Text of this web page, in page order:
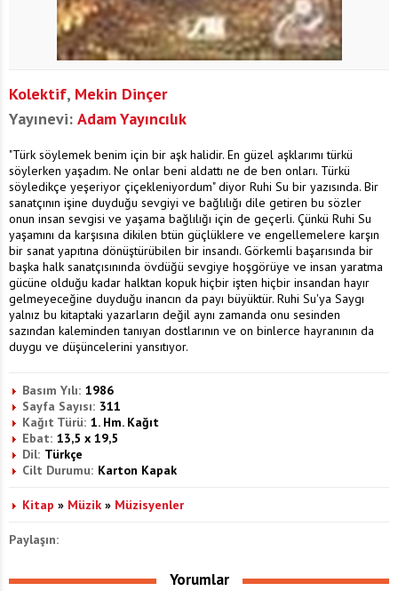
Kolektif, Mekin Dinçer
Yayınevi: Adam Yayıncılık
"Türk söylemek benim için bir aşk halidir. En güzel aşklarımı türkü
söylerken yaşadım. Ne onlar beni aldattı ne de ben onları. Türkü
söyledikçe yeşeriyor çiçekleniyordum" diyor Ruhi Su bir yazısında. Bir
sanatçının işine duyduğu sevgiyi ve bağlılığı dile getiren bu sözler
onun insan sevgisi ve yaşama bağlılığı için de geçerli. Çünkü Ruhi Su
yaşamını da karşısına dikilen btün güçlüklere ve engellemelere karşın
bir sanat yapıtına dönüştürübilen bir insandı. Görkemli başarısında bir
başka halk sanatçısınında övdüğü sevgiye hoşgörüye ve insan yaratma
gücüne olduğu kadar halktan kopuk hiçbir işten hiçbir insandan hayır
gelmeyeceğine duyduğu inancın da payı büyüktür. Ruhi Su'ya Saygı
yalnız bu kitaptaki yazarların değil aynı zamanda onu sesinden
sazından kaleminden tanıyan dostlarının ve on binlerce hayranının da
duygu ve düşüncelerini yansıtıyor.
Basım Yılı: 1986
Sayfa Sayısı: 311
Kağıt Türü: 1. Hm. Kağıt
Ebat: 13,5 x 19,5
Dil: Türkçe
Cilt Durumu: Karton Kapak
Kitap » Müzik » Müzisyenler
Paylaşın:
Yorumlar